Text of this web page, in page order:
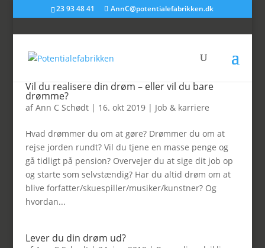
23 93 48 41 AnnC@potentialefabrikken.dk
Vil du realisere din drøm – eller vil du bare
drømme?
afAnn C Schødt| 16. okt 2019| Job & karriere
Hvad drømmer du om at gøre? Drømmer du om at
rejse jorden rundt? Vil du tjene en masse penge og
gå tidligt på pension? Overvejer du at sige dit job op
og starte som selvstændig? Har du altid drøm om at
blive forfatter/skuespiller/musiker/kunstner? Og
hvordan...
Lever du din drøm ud?